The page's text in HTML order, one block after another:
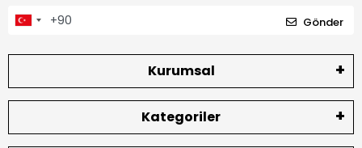
Gönder
Kurumsal
Kategoriler